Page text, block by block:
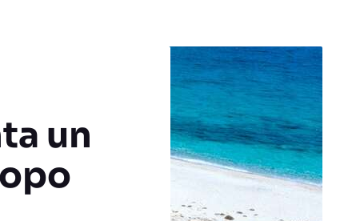
un